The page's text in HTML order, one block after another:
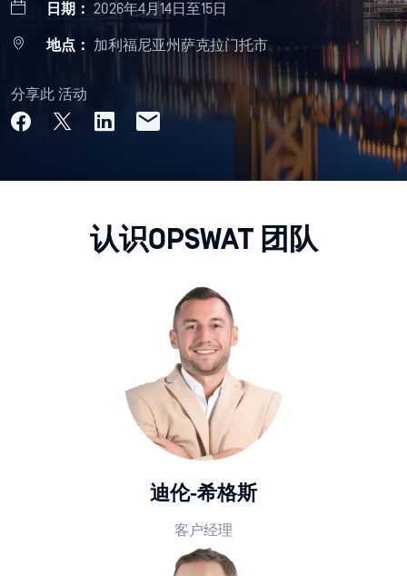
日期： 2026年4月14日至15日
地点： 加利福尼亚州萨克拉门托市
分享此 活动
认识OPSWAT 团队
迪伦-希格斯
客户经理